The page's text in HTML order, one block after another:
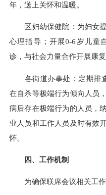
年，送上关怀和温暖。
区妇幼保健院：为妇女提
心理指导；开展0-6岁儿童
诊，与社会力量合作开展康复
各街道办事处：定期排
在自杀等极端行为倾向人员
病后存在极端行为的人员，
业人员和工作人员及时有效
怀。
四、工作机制
为确保联席会议相关工作